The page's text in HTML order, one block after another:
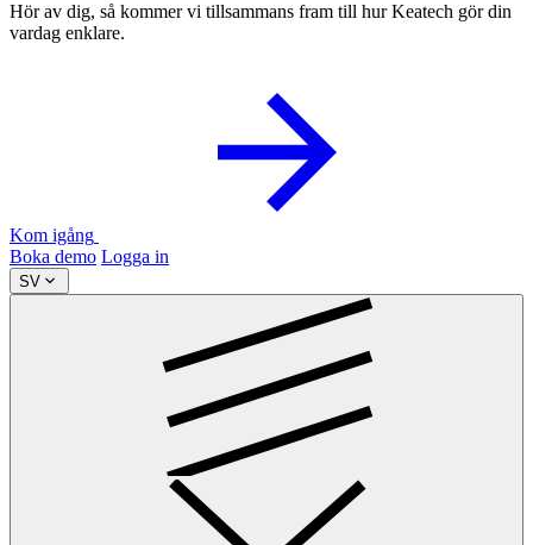
Hör av dig, så kommer vi tillsammans fram till hur Keatech gör din
vardag enklare.
Kom igång
Boka demo Logga in
SV